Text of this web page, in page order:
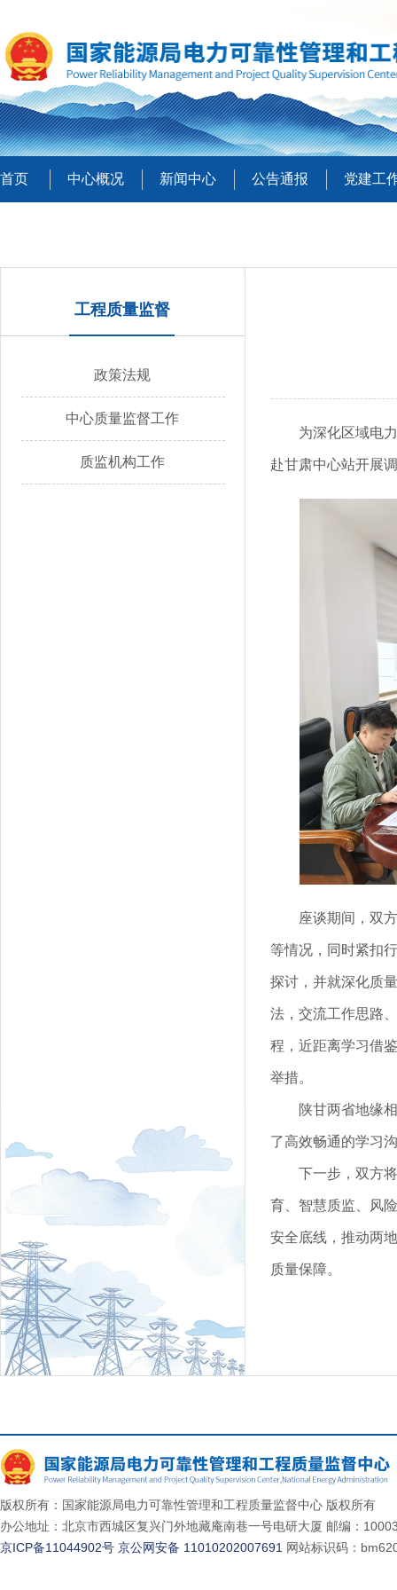
首页 中心概况 新闻中心 公告通报 党建工
工程质量监督
政策法规
中心质量监督工作
质监机构工作
为深化区域电
赴甘肃中心站开展
座谈期间，双
等情况，同时紧扣
探讨，并就深化质
法，交流工作思路
程，近距离学习借
举措。
陕甘两省地缘
了高效畅通的学习
下一步，双方
育、智慧质监、风
安全底线，推动两
质量保障。
版权所有：国家能源局电力可靠性管理和工程质量监督中心 版权所有
办公地址：北京市西城区复兴门外地藏庵南巷一号电研大厦 邮编：
京ICP备11044902号 京公网安备 11010202007691 网站标识码：